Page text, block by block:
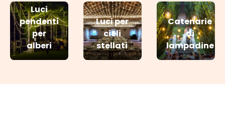
Luci
pendenti
per
alberi
Luci per
cieli
stellati
Catenarie
di
lampadine